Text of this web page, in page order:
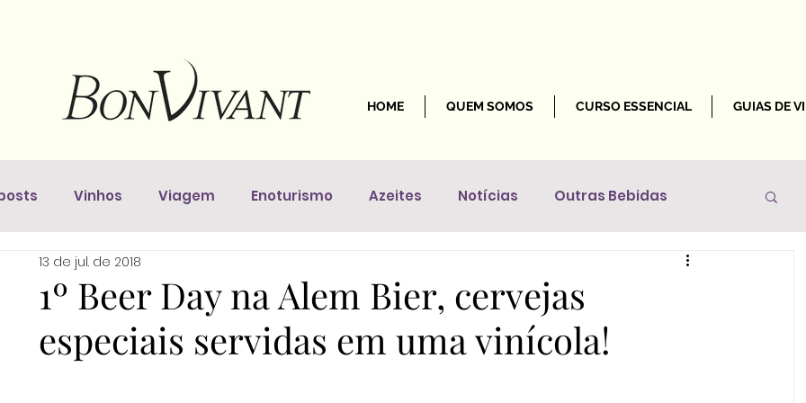
HOME QUEM SOMOS CURSO ESSENCIAL GUIAS DE
Vinhos Viagem Enoturismo Azeites Notícias Outras Bebidas
Dicas Da Sommelière
1º Beer Day na Alem Bier, cervejas
especiais servidas em uma vinícola!
13 de jul. de 2018